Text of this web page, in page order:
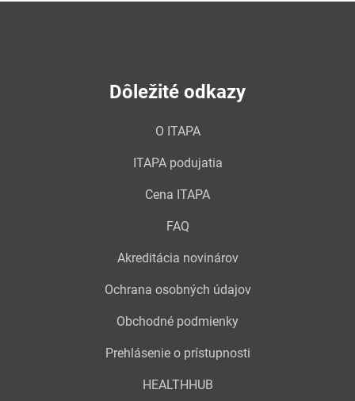
Dôležité odkazy
O ITAPA
ITAPA podujatia
Cena ITAPA
FAQ
Akreditácia novinárov
Ochrana osobných údajov
Obchodné podmienky
Prehlásenie o prístupnosti
HEALTHHUB